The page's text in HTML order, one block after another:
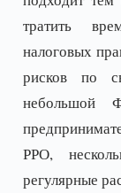
тратить
налоговых
рисков по
РРО,
регулярные